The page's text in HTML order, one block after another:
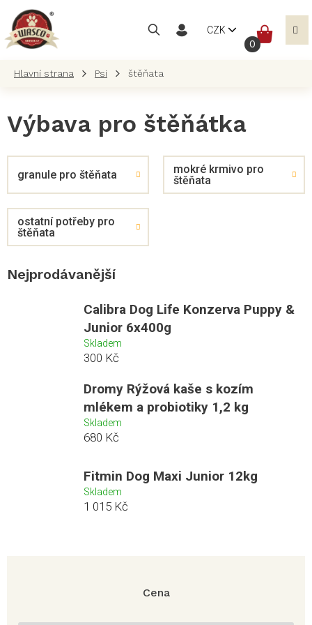
obsah
CZK
Psi štěňata
Výbava pro štěňátka
granule pro štěňata
mokré krmivo pro
štěňata
ostatní potřeby pro
štěňata
Nejprodávanější
Calibra Dog Life Konzerva Puppy &
Junior 6x400g
Skladem
300 Kč
Dromy Rýžová kaše s kozím
mlékem a probiotiky 1,2 kg
Skladem
680 Kč
Fitmin Dog Maxi Junior 12kg
Skladem
1 015 Kč
Cena